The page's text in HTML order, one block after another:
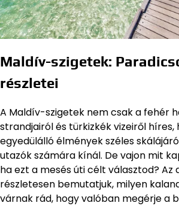
Maldív-szigetek:
részletei
A Maldív-szigetek nem csak a fehér
strandjairól és türkizkék vizeiről híres,
egyedülálló élmények széles
utazók számára kínál. De vajon mit
ha ezt a mesés úti célt választod? Az
részletesen bemutatjuk, milyen
várnak rád, hogy valóban megérje a